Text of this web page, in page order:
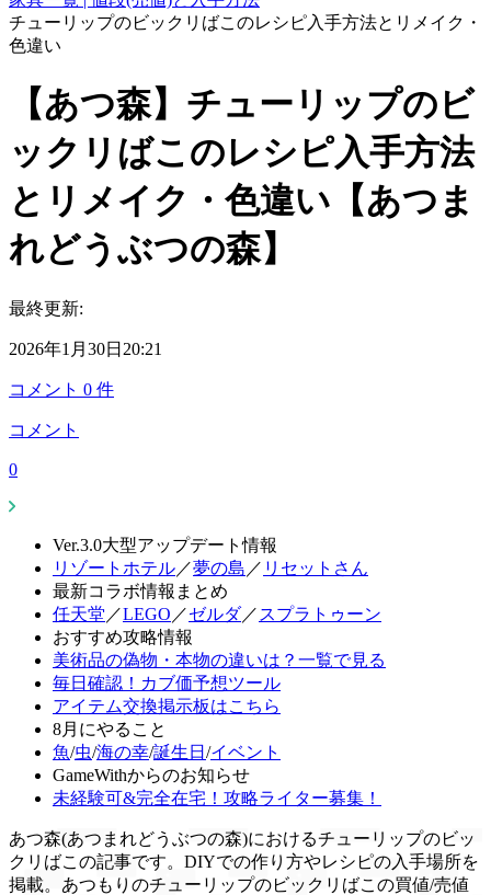
チューリップのビックリばこのレシピ入手方法とリメイク・
色違い
【あつ森】チューリップのビ
ックリばこのレシピ入手方法
とリメイク・色違い【あつま
れどうぶつの森】
最終更新:
2026年1月30日20:21
コメント 0 件
コメント
0
Ver.3.0大型アップデート情報
リゾートホテル／夢の島 ／ リセットさん
最新コラボ情報まとめ
任天堂 ／LEGO ／ゼルダ／ スプラトゥーン
おすすめ攻略情報
美術品の偽物・本物の違いは？一覧で見る
毎日確認！カブ価予想ツール
アイテム交換掲示板はこちら
8月にやること
魚/虫/海の幸/誕生日 /イベント
GameWithからのお知らせ
未経験可&完全在宅！攻略ライター募集！
あつ森(あつまれどうぶつの森)におけるチューリップのビッ
クリばこの記事です。DIYでの作り方やレシピの入手場所を
掲載。あつもりのチューリップのビックリばこの買値/売値